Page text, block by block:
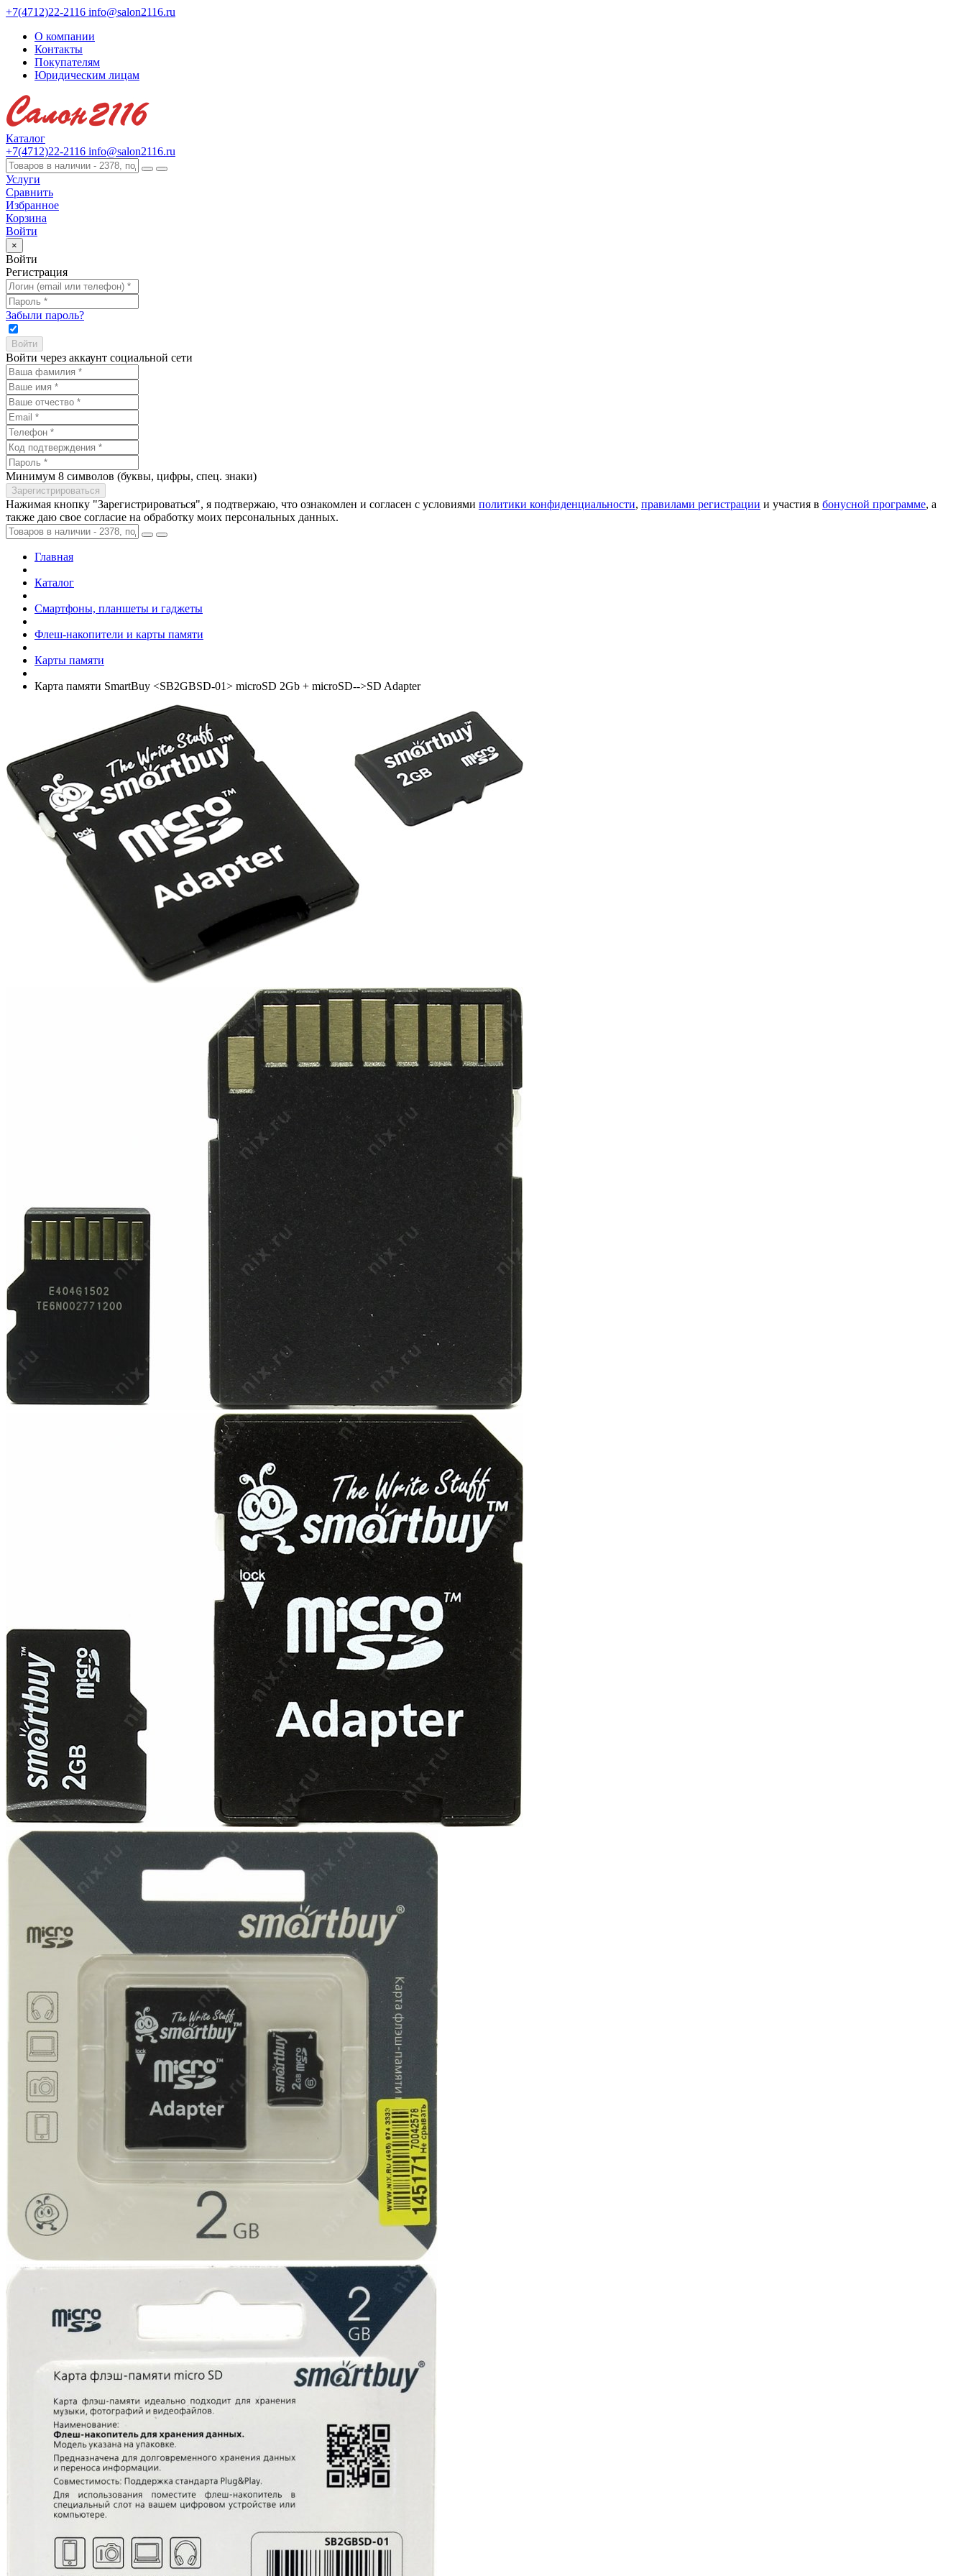
+7(4712)22-2116 info@salon2116.ru
О компании
Контакты
Покупателям
Юридическим лицам
Каталог
+7(4712)22-2116 info@salon2116.ru
Услуги
Сравнить
Избранное
Корзина
Войти
×
Войти
Регистрация
Забыли пароль?
Войти через аккаунт социальной сети
Минимум 8 символов (буквы, цифры, спец. знаки)
Нажимая кнопку "Зарегистрироваться", я подтвержаю, что ознакомлен и согласен с условиями политики конфиденциальности, правилами регистрации и участия в бонусной программе, а
также даю свое согласие на обработку моих персональных данных.
Главная
Каталог
Смартфоны, планшеты и гаджеты
Флеш-накопители и карты памяти
Карты памяти
Карта памяти SmartBuy <SB2GBSD-01> microSD 2Gb +­ microSD-->SD Adapter